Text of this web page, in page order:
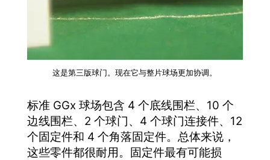
这是第三版球门。现在它与整片球场更加协调。
标准 GGx 球场包含 4 个底线围栏、10 个
边线围栏、2 个球门、4 个球门连接件、12
个固定件和 4 个角落固定件。总体来说，
这些零件都很耐用。固定件最有可能损